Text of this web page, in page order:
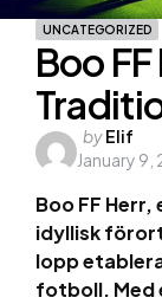
UNCATEGORIZED
Boo
Posted
by
byElif
January 9,
Boo FF
idyllisk
lopp
fotboll. Med